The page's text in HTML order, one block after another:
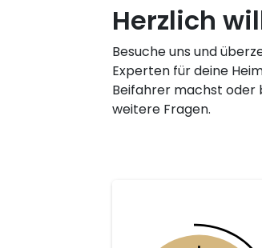
Herzlich
Besuche uns und
Experten für deine
Beifahrer machst oder
weitere Fragen.